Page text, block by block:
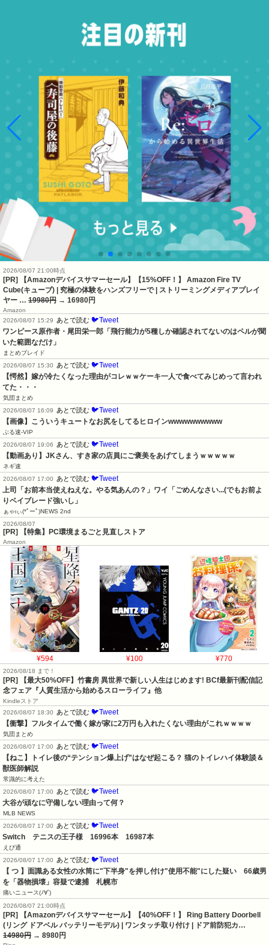
2026/08/07 21:00時点
[PR] 【Amazonデバイスサマーセール】【15%OFF！】 Amazon Fire TV
Cube(キューブ) | 究極の体験をハンズフリーで | ストリーミングメディアプレイ
ヤー … 19980円 → 16980円
Amazon
2026/08/07 15:29
あとで読む 🐦Tweet
ワンピース原作者・尾田栄一郎「飛行能力が5種しか確認されてないのはペルが聞
いた範囲なだけ」
まとめブレイド
2026/08/07 15:30
あとで読む 🐦Tweet
【愕然】嫁が冷たくなった理由がコレｗｗケーキ一人で食べてみじめって言われ
てた・・・
気団まとめ
2026/08/07 16:09
あとで読む 🐦Tweet
【画像】こういうキュートなお尻をしてるヒロインwwwwwwwwww
ぶる速-VIP
2026/08/07 19:06
あとで読む 🐦Tweet
【動画あり】JKさん、すき家の店員にご褒美をあげてしまうｗｗｗｗｗ
ネギ速
2026/08/07 17:00
あとで読む 🐦Tweet
上司「お前本当使えねえな。やる気あんの？」ワイ「ごめんなさい...(でもお前よ
りベイブレード強いし」
ぁゃιぃ(*ﾟーﾟ)NEWS 2nd
2026/08/07
[PR] 【特集】PC環境まるごと見直しストア
Amazon
¥594 ¥100 ¥770
2026/08/18 まで！
[PR] 【最大50%OFF】竹書房 異世界で新しい人生はじめます! BCf最新刊配信記
念フェア『人質生活から始めるスローライフ』他
Kindleストア
2026/08/07 18:30
あとで読む 🐦Tweet
【衝撃】フルタイムで働く嫁が家に2万円も入れたくない理由がこれｗｗｗｗ
気団まとめ
2026/08/07 17:00
あとで読む 🐦Tweet
【ねこ】トイレ後の“テンション爆上げ”はなぜ起こる？ 猫のトイレハイ体験談＆
獣医師解説
常識的に考えた
2026/08/07 17:00
あとで読む 🐦Tweet
大谷が頑なに守備しない理由って何？
MLB NEWS
2026/08/07 17:00
あとで読む 🐦Tweet
Switch　テニスの王子様　16996本　16987本
えび通
2026/08/07 17:00
あとで読む 🐦Tweet
【 つ 】面識ある女性の水筒に"下半身"を押し付け"使用不能"にした疑い　66歳男
を「器物損壊」容疑で逮捕　札幌市
痛いニュース(ﾉ∀`)
2026/08/07 21:00時点
[PR] 【Amazonデバイスサマーセール】【40%OFF！】 Ring Battery Doorbell
(リング ドアベル バッテリーモデル) | ワンタッチ取り付け | ドア前防犯カ…
14980円 → 8980円